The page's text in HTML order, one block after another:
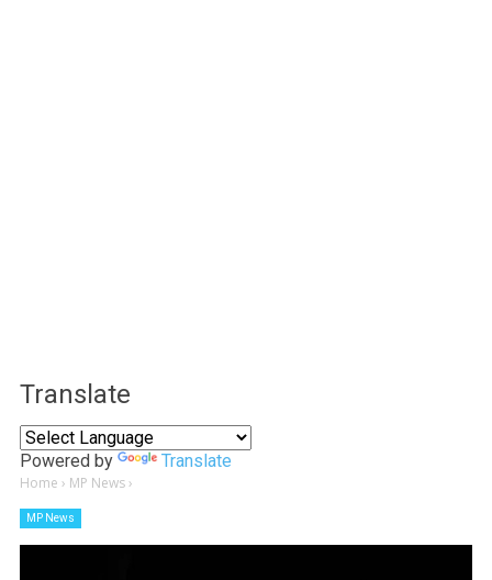
Translate
Powered by Translate
Home › MP News›
MP News